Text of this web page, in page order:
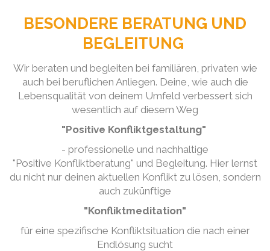
BESONDERE BERATUNG UND
BEGLEITUNG
Wir beraten und begleiten bei familiären, privaten wie
auch bei beruflichen Anliegen. Deine, wie auch die
Lebensqualität von deinem Umfeld verbessert sich
wesentlich auf diesem Weg
"Positive Konfliktgestaltung"
- professionelle und nachhaltige
"Positive Konfliktberatung" und Begleitung. Hier lernst
du nicht nur deinen aktuellen Konflikt zu lösen, sondern
auch zukünftige
"Konfliktmeditation"
für eine spezifische Konfliktsituation die nach einer
Endlösung sucht